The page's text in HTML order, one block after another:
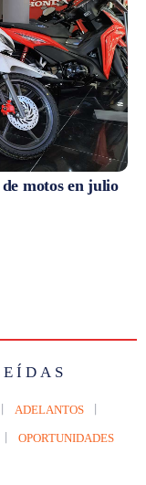
motos en julio
ADELANTOS
OPORTUNIDADES